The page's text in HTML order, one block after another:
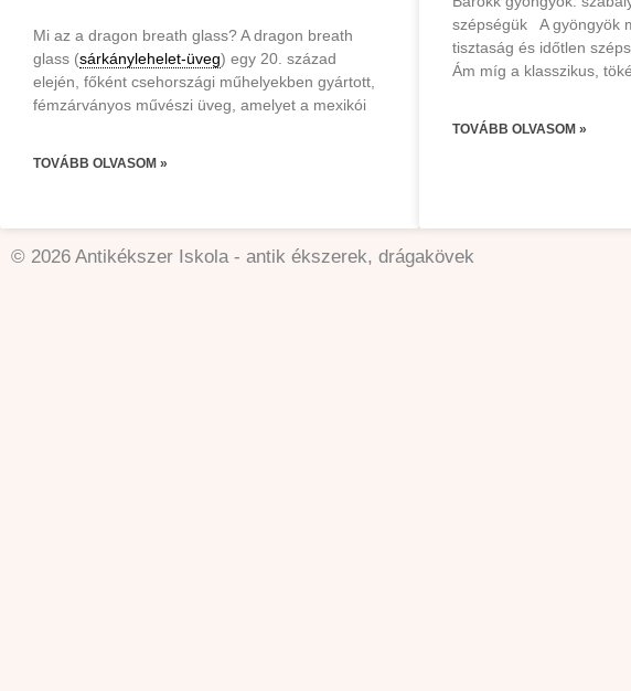
Mi az a dragon breath glass? A dragon breath
glass (sárkánylehelet-üveg) egy 20. század
elején, főként csehországi műhelyekben gyártott,
fémzárványos művészi üveg, amelyet a mexikói
TOVÁBB OLVASOM »
szépségük A gyöngyök
tisztaság és időtlen
Ám míg a klasszikus,
TOVÁBB OLVASOM »
© 2026 Antikékszer Iskola - antik ékszerek, drágakövek